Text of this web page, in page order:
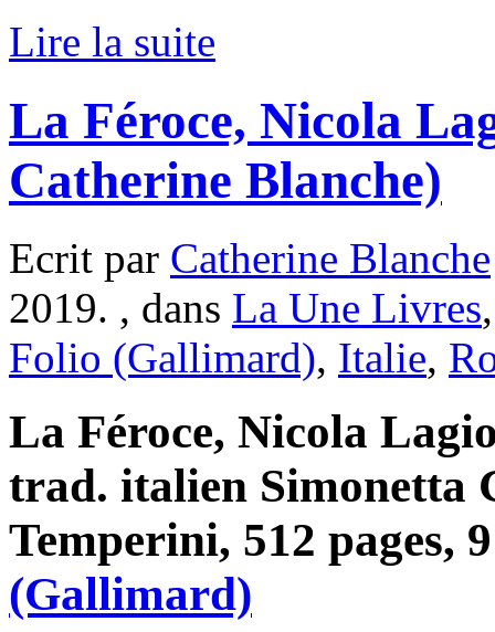
Lire la suite
La Féroce, Nicola
Catherine Blanche)
Ecrit par Catherine Blanche
2019. , dans La Une Livres
Folio (Gallimard), Italie,
La Féroce, Nicola
trad. italien Simonetta
Temperini, 512 pages,
(Gallimard)